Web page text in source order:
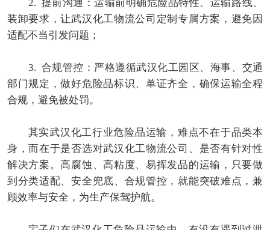
2. 提前沟通：运输前明确危险品特性、运输路线、
装卸要求，让武汉化工物流公司定制专属方案，避免因
适配不当引发问题；
3. 合规管控：严格遵循武汉化工园区、海事、交通
部门规定，做好危险品标识、单证齐全，确保运输全程
合规，避免被处罚。
其实武汉化工行业危险品运输，难点不在于品类本
身，而在于是否选对武汉化工物流公司、是否有针对性
解决方案。高腐蚀、高粘度、易挥发品的运输，只要做
到分类适配、安全兜底、合规管控，就能突破难点，兼
顾效率与安全，为生产保驾护航。